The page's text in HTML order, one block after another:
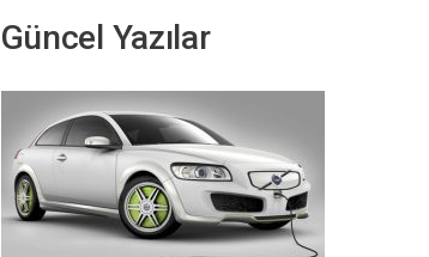
Güncel Yazılar